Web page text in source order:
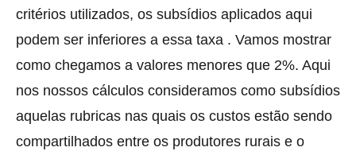
critérios utilizados, os subsídios aplicados aqui
podem ser inferiores a essa taxa . Vamos mostrar
como chegamos a valores menores que 2%. Aqui
nos nossos cálculos consideramos como subsídios
aquelas rubricas nas quais os custos estão sendo
compartilhados entre os produtores rurais e o